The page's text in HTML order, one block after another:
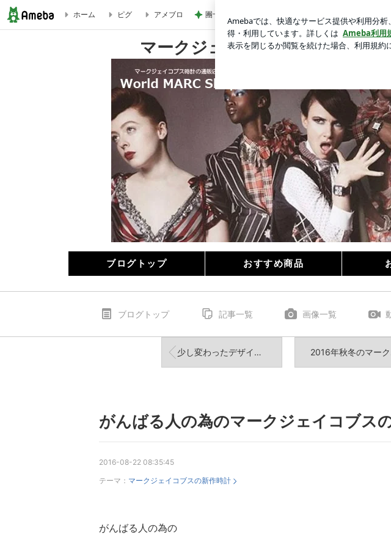
がんばる人の為のマークジェイコブスの新作時計 | マークジェイコブスの時計通販のワ
ホーム ピグ アメブロ 團十郎 嬉しそうに日本の良さ実感
マークジェイコブスの時計通販
ブログトップ 記事一覧 画像一覧
少し変わったデザインが魅力のマークの新作時計！2016
がんばる人の為のマークジェイコブス
2016-08-22 08:35:45
テーマ： マークジェイコブスの新作時計
がんばる人の為の
ブログトップ おすすめ商品